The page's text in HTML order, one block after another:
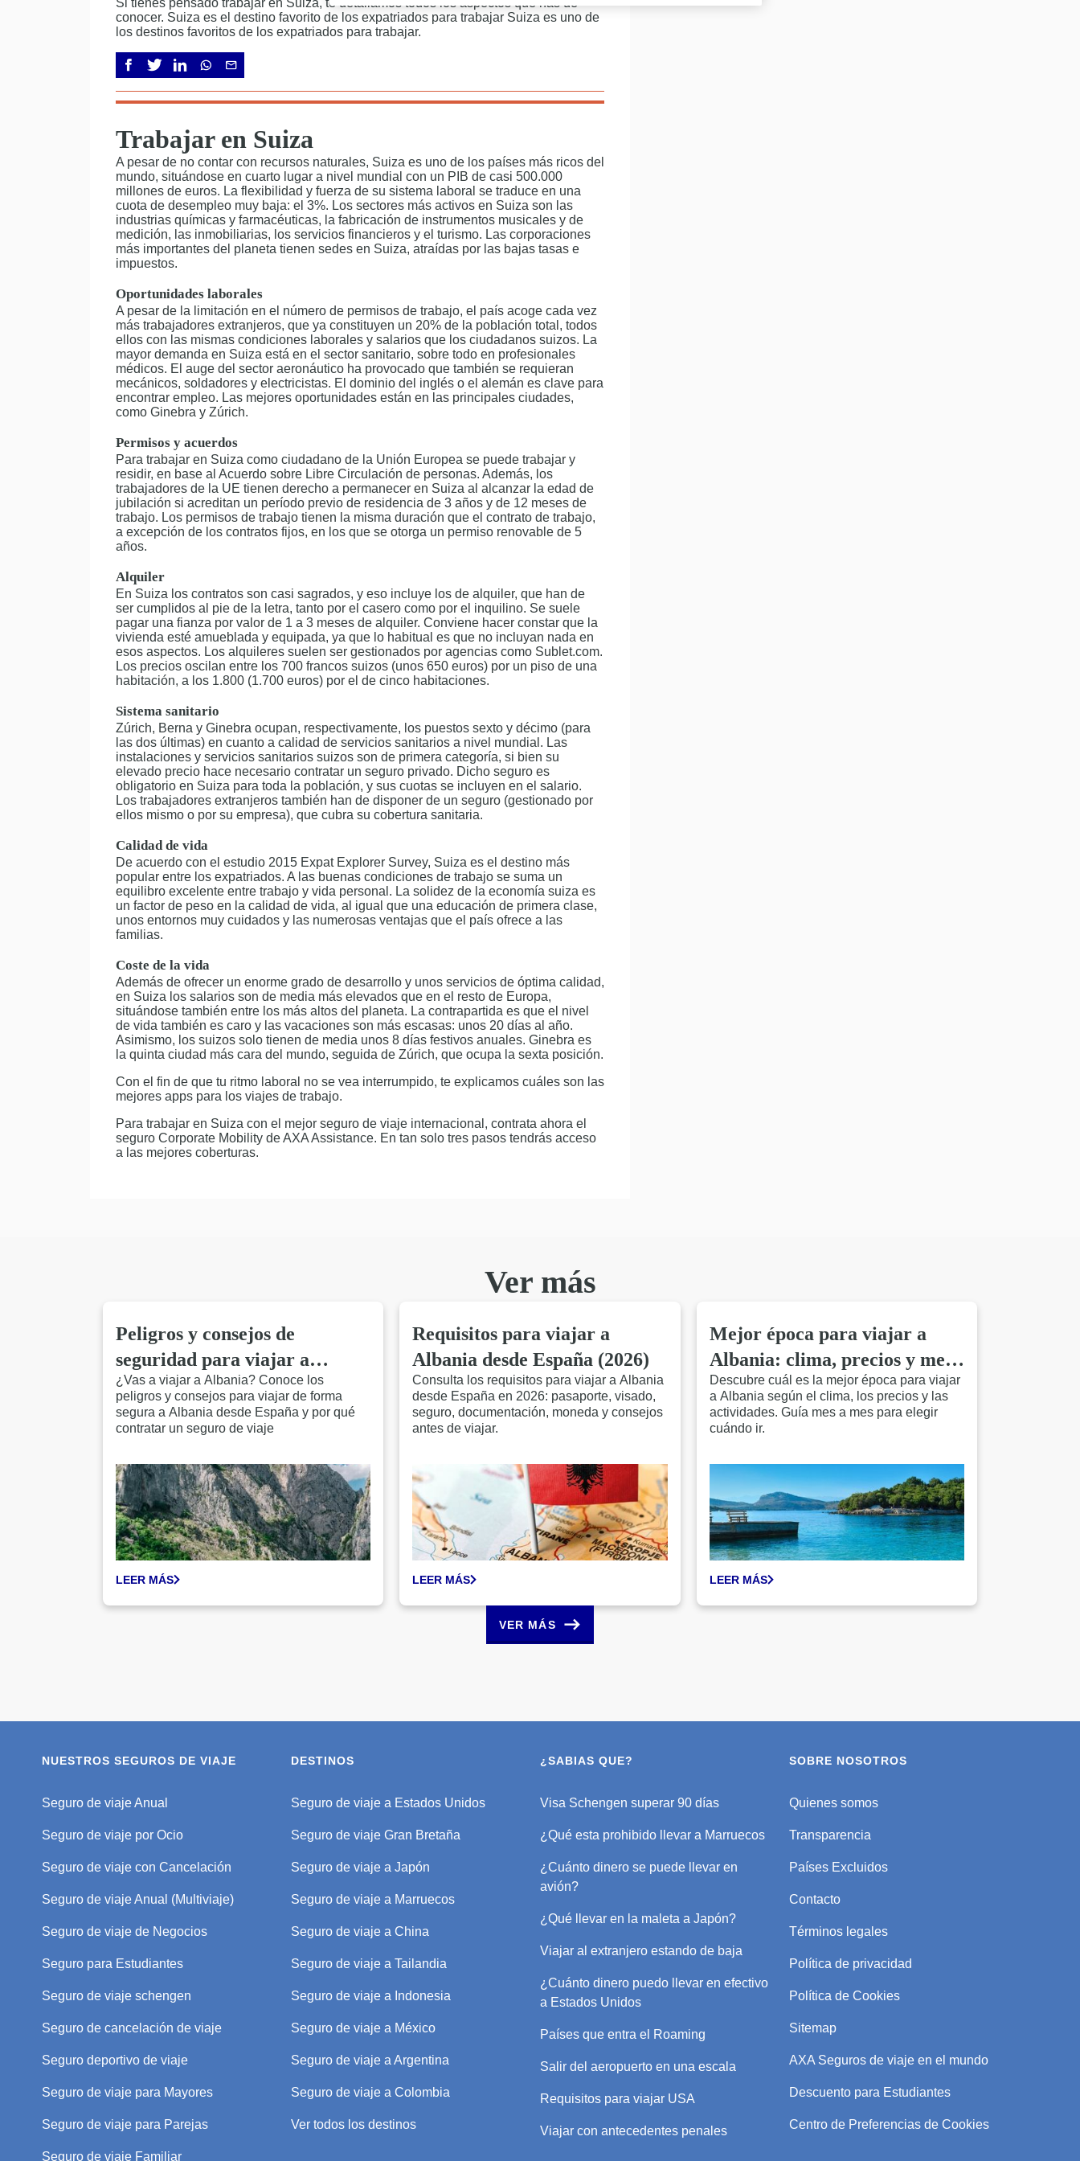
Si tienes pensado trabajar en Suiza, te detallamos todos los aspectos que has de
conocer. Suiza es el destino favorito de los expatriados para trabajar Suiza es uno de
los destinos favoritos de los expatriados para trabajar.
Trabajar en Suiza
A pesar de no contar con recursos naturales, Suiza es uno de los países más ricos del
mundo, situándose en cuarto lugar a nivel mundial con un PIB de casi 500.000
millones de euros. La flexibilidad y fuerza de su sistema laboral se traduce en una
cuota de desempleo muy baja: el 3%. Los sectores más activos en Suiza son las
industrias químicas y farmacéuticas, la fabricación de instrumentos musicales y de
medición, las inmobiliarias, los servicios financieros y el turismo. Las corporaciones
más importantes del planeta tienen sedes en Suiza, atraídas por las bajas tasas e
impuestos.
Oportunidades laborales
A pesar de la limitación en el número de permisos de trabajo, el país acoge cada vez
más trabajadores extranjeros, que ya constituyen un 20% de la población total, todos
ellos con las mismas condiciones laborales y salarios que los ciudadanos suizos. La
mayor demanda en Suiza está en el sector sanitario, sobre todo en profesionales
médicos. El auge del sector aeronáutico ha provocado que también se requieran
mecánicos, soldadores y electricistas. El dominio del inglés o el alemán es clave para
encontrar empleo. Las mejores oportunidades están en las principales ciudades,
como Ginebra y Zúrich.
Permisos y acuerdos
Para trabajar en Suiza como ciudadano de la Unión Europea se puede trabajar y
residir, en base al Acuerdo sobre Libre Circulación de personas. Además, los
trabajadores de la UE tienen derecho a permanecer en Suiza al alcanzar la edad de
jubilación si acreditan un período previo de residencia de 3 años y de 12 meses de
trabajo. Los permisos de trabajo tienen la misma duración que el contrato de trabajo,
a excepción de los contratos fijos, en los que se otorga un permiso renovable de 5
años.
Alquiler
En Suiza los contratos son casi sagrados, y eso incluye los de alquiler, que han de
ser cumplidos al pie de la letra, tanto por el casero como por el inquilino. Se suele
pagar una fianza por valor de 1 a 3 meses de alquiler. Conviene hacer constar que la
vivienda esté amueblada y equipada, ya que lo habitual es que no incluyan nada en
esos aspectos. Los alquileres suelen ser gestionados por agencias como Sublet.com.
Los precios oscilan entre los 700 francos suizos (unos 650 euros) por un piso de una
habitación, a los 1.800 (1.700 euros) por el de cinco habitaciones.
Sistema sanitario
Zúrich, Berna y Ginebra ocupan, respectivamente, los puestos sexto y décimo (para
las dos últimas) en cuanto a calidad de servicios sanitarios a nivel mundial. Las
instalaciones y servicios sanitarios suizos son de primera categoría, si bien su
elevado precio hace necesario contratar un seguro privado. Dicho seguro es
obligatorio en Suiza para toda la población, y sus cuotas se incluyen en el salario.
Los trabajadores extranjeros también han de disponer de un seguro (gestionado por
ellos mismo o por su empresa), que cubra su cobertura sanitaria.
Calidad de vida
De acuerdo con el estudio 2015 Expat Explorer Survey, Suiza es el destino más
popular entre los expatriados. A las buenas condiciones de trabajo se suma un
equilibro excelente entre trabajo y vida personal. La solidez de la economía suiza es
un factor de peso en la calidad de vida, al igual que una educación de primera clase,
unos entornos muy cuidados y las numerosas ventajas que el país ofrece a las
familias.
Coste de la vida
Además de ofrecer un enorme grado de desarrollo y unos servicios de óptima calidad,
en Suiza los salarios son de media más elevados que en el resto de Europa,
situándose también entre los más altos del planeta. La contrapartida es que el nivel
de vida también es caro y las vacaciones son más escasas: unos 20 días al año.
Asimismo, los suizos solo tienen de media unos 8 días festivos anuales. Ginebra es
la quinta ciudad más cara del mundo, seguida de Zúrich, que ocupa la sexta posición.
Con el fin de que tu ritmo laboral no se vea interrumpido, te explicamos cuáles son las
mejores apps para los viajes de trabajo.
Para trabajar en Suiza con el mejor seguro de viaje internacional, contrata ahora el
seguro Corporate Mobility de AXA Assistance. En tan solo tres pasos tendrás acceso
a las mejores coberturas.
Ver más
Peligros y consejos de
seguridad para viajar a
Albania
¿Vas a viajar a Albania? Conoce los
peligros y consejos para viajar de forma
segura a Albania desde España y por qué
contratar un seguro de viaje
LEER MÁS
Requisitos para viajar a
Albania desde España (2026)
Consulta los requisitos para viajar a Albania
desde España en 2026: pasaporte, visado,
seguro, documentación, moneda y consejos
antes de viajar.
LEER MÁS
Mejor época para viajar a
Albania: clima, precios y mes
a mes
Descubre cuál es la mejor época para viajar
a Albania según el clima, los precios y las
actividades. Guía mes a mes para elegir
cuándo ir.
LEER MÁS
VER MÁS
NUESTROS SEGUROS DE VIAJE
Seguro de viaje Anual
Seguro de viaje por Ocio
Seguro de viaje con Cancelación
Seguro de viaje Anual (Multiviaje)
Seguro de viaje de Negocios
Seguro para Estudiantes
Seguro de viaje schengen
Seguro de cancelación de viaje
Seguro deportivo de viaje
Seguro de viaje para Mayores
Seguro de viaje para Parejas
Seguro de viaje Familiar
DESTINOS
Seguro de viaje a Estados Unidos
Seguro de viaje Gran Bretaña
Seguro de viaje a Japón
Seguro de viaje a Marruecos
Seguro de viaje a China
Seguro de viaje a Tailandia
Seguro de viaje a Indonesia
Seguro de viaje a México
Seguro de viaje a Argentina
Seguro de viaje a Colombia
Ver todos los destinos
¿SABIAS QUE?
Visa Schengen superar 90 días
¿Qué esta prohibido llevar a Marruecos
¿Cuánto dinero se puede llevar en
avión?
¿Qué llevar en la maleta a Japón?
Viajar al extranjero estando de baja
¿Cuánto dinero puedo llevar en efectivo
a Estados Unidos
Países que entra el Roaming
Salir del aeropuerto en una escala
Requisitos para viajar USA
Viajar con antecedentes penales
SOBRE NOSOTROS
Quienes somos
Transparencia
Países Excluidos
Contacto
Términos legales
Política de privacidad
Política de Cookies
Sitemap
AXA Seguros de viaje en el mundo
Descuento para Estudiantes
Centro de Preferencias de Cookies